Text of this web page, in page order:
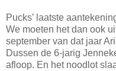
Pucks’ laatste
We moeten het dan ook
september van dat jaar
Dussen de 6-jarig
afloop. En het noodlot